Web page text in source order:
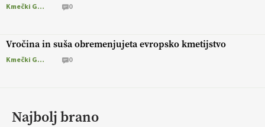
Kmečki Glas 0
Vročina in suša obremenjujeta evropsko kmetijstvo
Kmečki Glas 0
Najbolj brano